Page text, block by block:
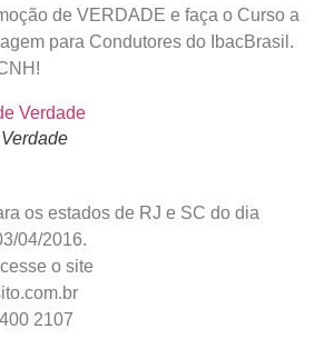
de VERDADE e faça o Curso a
para Condutores do IbacBrasil.
os estados de RJ e SC do dia
04/2016.
o site
2107